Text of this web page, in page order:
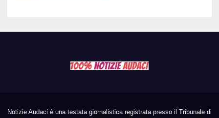
Notizie Audaci è una testata giornalistica registrata presso il Tribunale di